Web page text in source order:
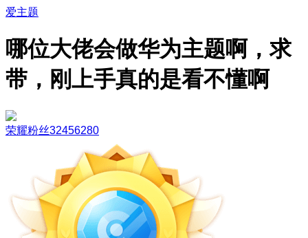
爱主题
哪位大佬会做华为主题啊，求
带，刚上手真的是看不懂啊
荣耀粉丝32456280